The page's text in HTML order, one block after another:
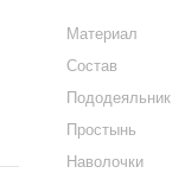
Материал
Состав
Пододеяльник
Простынь
Наволочки